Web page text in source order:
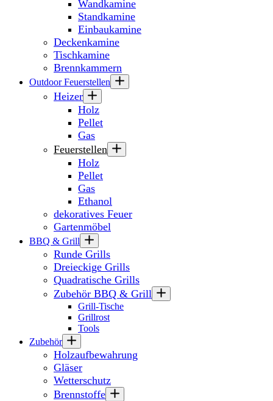
Wandkamine
Standkamine
Einbaukamine
Deckenkamine
Tischkamine
Brennkammern
Outdoor Feuerstellen
Heizer
Holz
Pellet
Gas
Feuerstellen
Holz
Pellet
Gas
Ethanol
dekoratives Feuer
Gartenmöbel
BBQ & Grill
Runde Grills
Dreieckige Grills
Quadratische Grills
Zubehör BBQ & Grill
Grill-Tische
Grillrost
Tools
Zubehör
Holzaufbewahrung
Gläser
Wetterschutz
Brennstoffe